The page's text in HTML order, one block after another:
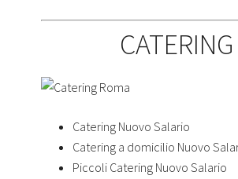
CATERING
Catering Nuovo Salario
Catering a domicilio Nuovo
Piccoli Catering Nuovo Salario